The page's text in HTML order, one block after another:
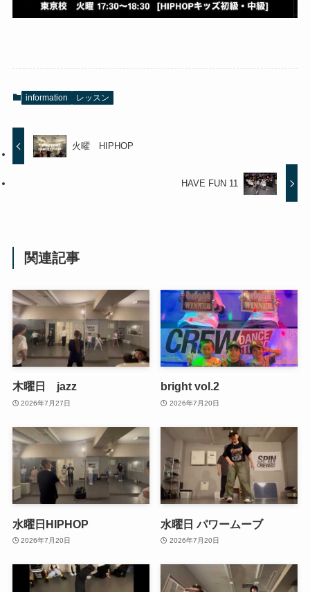
information レッスン
火曜 HIPHOP
HAVE FUN 11
関連記事
木曜日 jazz
2026年7月27日
bright vol.2
2026年7月20日
水曜日HIPHOP
2026年7月20日
水曜日 パワームーブ
2026年7月20日